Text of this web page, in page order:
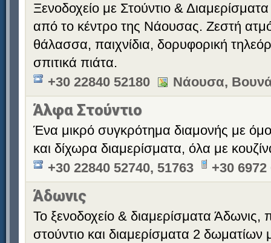
Ξενοδοχείο με Στούντιο &
από το κέντρο της Νάουσας. Ζεστή
θάλασσα, παιχνίδια, δορυφορική
σπιτικά πιάτα.
+30 22840 52180
Νάουσα,
Άλφα Στούντιο
Ένα μικρό συγκρότημα διαμονής με
και δίχωρα διαμερίσματα, όλα με
+30 22840 52740, 51763
+30 6972
Άδωνις
Το ξενοδοχείο & διαμερίσματα
στούντιο και διαμερίσματα 2 δωματίων